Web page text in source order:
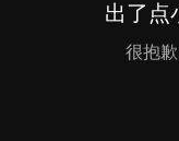
出了点
很抱